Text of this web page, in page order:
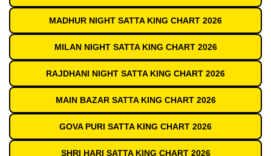
MADHUR NIGHT SATTA KING CHART 2026
MILAN NIGHT SATTA KING CHART 2026
RAJDHANI NIGHT SATTA KING CHART 2026
MAIN BAZAR SATTA KING CHART 2026
GOVA PURI SATTA KING CHART 2026
SHRI HARI SATTA KING CHART 2026